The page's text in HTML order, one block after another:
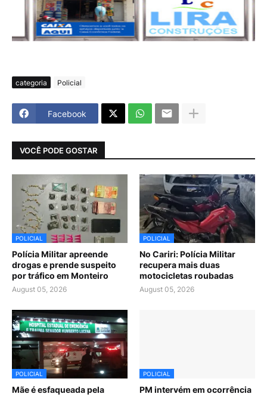
categoria Policial
Facebook
VOCÊ PODE GOSTAR
POLICIAL
Polícia Militar apreende
drogas e prende suspeito
por tráfico em Monteiro
August 05, 2026
POLICIAL
No Cariri: Polícia Militar
recupera mais duas
motocicletas roubadas
August 05, 2026
POLICIAL
Mãe é esfaqueada pela
POLICIAL
PM intervém em ocorrência